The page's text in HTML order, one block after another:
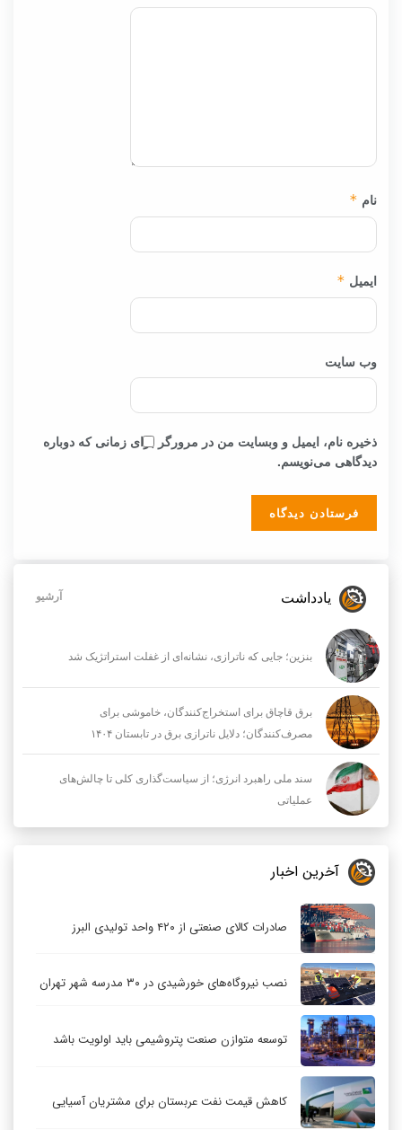
نام *
ایمیل *
وب‌ سایت
ذخیره نام، ایمیل و وبسایت من در مرورگر برای زمانی که دوباره
دیدگاهی می‌نویسم.
یادداشت آرشیو
بنزین؛ جایی که ناترازی، نشانه‌ای از غفلت استراتژیک شد
برق قاچاق برای استخراج‌کنندگان، خاموشی برای
مصرف‌کنندگان؛ دلایل ناترازی برق در تابستان ۱۴۰۴
سند ملی راهبرد انرژی؛ از سیاست‌گذاری کلی تا چالش‌های
عملیاتی
آخرین اخبار
صادرات کالای صنعتی از ۴۲۰ واحد تولیدی البرز
نصب نیروگاه‌های خورشیدی در ۳۰ مدرسه شهر تهران
توسعه متوازن صنعت پتروشیمی باید اولویت باشد
کاهش قیمت نفت عربستان برای مشتریان آسیایی